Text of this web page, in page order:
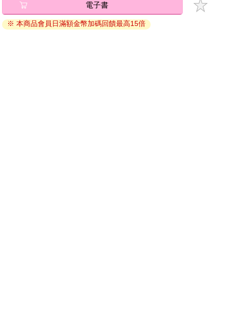
退換貨須知：
因版權保護，您在金石堂所購買的電子書僅能以金石堂專屬
電子書
※ 本商品會員日滿額金幣加碼回饋最高15倍